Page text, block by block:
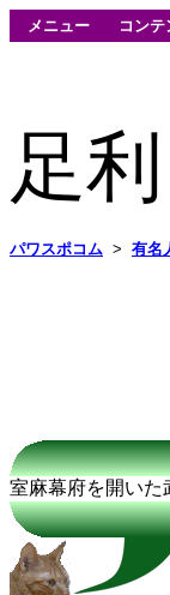
メニュー コンテ
足
パワスポコム > 有名
室麻幕府を開いた